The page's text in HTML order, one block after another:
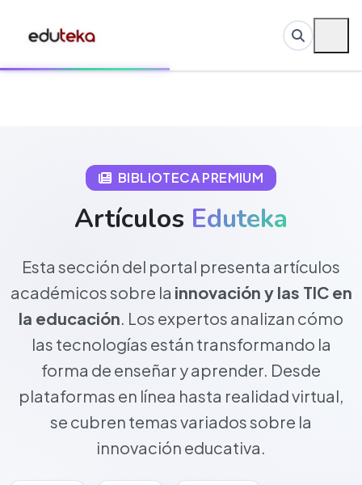
BIBLIOTECA PREMIUM
Artículos Eduteka
Esta sección del portal presenta artículos
académicos sobre la innovación y las TIC en
la educación. Los expertos analizan cómo
las tecnologías están transformando la
forma de enseñar y aprender. Desde
plataformas en línea hasta realidad virtual,
se cubren temas variados sobre la
innovación educativa.